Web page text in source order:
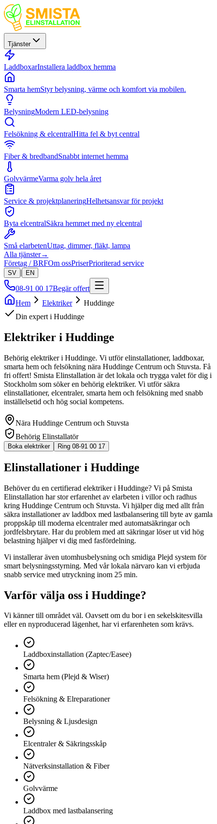
Tjänster
LaddboxarInstallera laddbox hemma
Smarta hemStyr belysning, värme och komfort via mobilen.
BelysningModern LED-belysning
Felsökning & elcentralHitta fel & byt central
Fiber & bredbandSnabbt internet hemma
GolvvärmeVarma golv hela året
Service & projektplaneringHelhetsansvar för projekt
Byta elcentralSäkra hemmet med ny elcentral
Små elarbetenUttag, dimmer, fläkt, lampa
Alla tjänster→
Företag / BRFOm ossPriserPrioriterad service
SV | EN
08-91 00 17Begär offert
Hem
Elektriker
Huddinge
Din expert i Huddinge
Elektriker i Huddinge
Behörig elektriker i Huddinge. Vi utför elinstallationer, laddboxar,
smarta hem och felsökning nära Huddinge Centrum och Stuvsta. Få
fri offert! Smista Elinstallation är det lokala och trygga valet för dig i
Stockholm som söker en behörig elektriker. Vi utför säkra
elinstallationer, elcentraler, smarta hem och felsökning med snabb
inställelsetid och hög social kompetens.
Nära Huddinge Centrum och Stuvsta
Behörig Elinstallatör
Boka elektriker Ring 08-91 00 17
Elinstallationer i Huddinge
Behöver du en certifierad elektriker i Huddinge? Vi på Smista
Elinstallation har stor erfarenhet av elarbeten i villor och radhus
kring Huddinge Centrum och Stuvsta. Vi hjälper dig med allt från
säkra installationer av laddbox med lastbalansering till byte av gamla
proppskåp till moderna elcentraler med automatsäkringar och
jordfelsbrytare. Har du problem med att säkringar löser ut vid hög
belastning hjälper vi dig med fasfördelning.
Vi installerar även utomhusbelysning och smidiga Plejd system för
smart belysningsstyrning. Med vår lokala närvaro kan vi erbjuda
snabb service med utryckning inom 25 min.
Varför välja oss i Huddinge?
Vi känner till området väl. Oavsett om du bor i en sekelskitesvilla
eller en nyproducerad lägenhet, har vi erfarenheten som krävs.
Laddboxinstallation (Zaptec/Easee)
Smarta hem (Plejd & Wiser)
Felsökning & Elreparationer
Belysning & Ljusdesign
Elcentraler & Säkringsskåp
Nätverksinstallation & Fiber
Golvvärme
Laddbox med lastbalansering